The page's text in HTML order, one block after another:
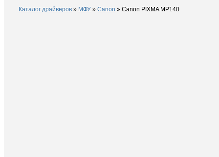
Каталог драйверов » МФУ » Canon » Canon PIXMA MP140